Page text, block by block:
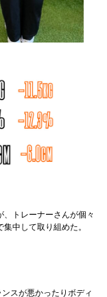
トレーナーさんが個々
中して取り組めた。
スが悪かったりボディ